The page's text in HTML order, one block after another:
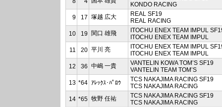
KONDO RACING
9
17 塚越 広大
REAL SF19
REAL RACING
10
19 関口 雄飛
ITOCHU ENEX TEAM IMPUL
ITOCHU ENEX TEAM IMPUL
11
20 平川 亮
ITOCHU ENEX TEAM IMPUL
ITOCHU ENEX TEAM IMPUL
12
36 中嶋 一貴
VANTELIN KOWA TOM’S SF19
VANTELIN TEAM TOM’S
13 *64 ｱﾚｯｸｽ･ﾊﾟﾛｳ
TCS NAKAJIMA RACING SF19
TCS NAKAJIMA RACING
14 *65 牧野 任祐
TCS NAKAJIMA RACING SF19
TCS NAKAJIMA RACING